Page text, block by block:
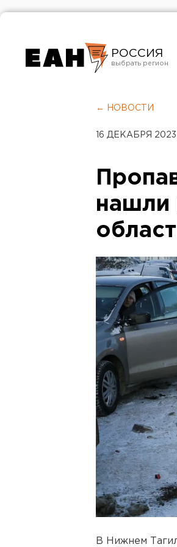
РОССИЯ
Челябинск
← НОВОСТИ
16 ДЕКАБРЯ 2023
нашли
В Нижнем